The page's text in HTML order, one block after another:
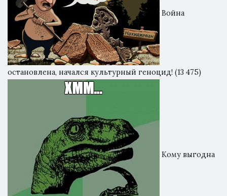
Война
остановлена, начался культурный геноцид! (13 475)
Кому выгодна